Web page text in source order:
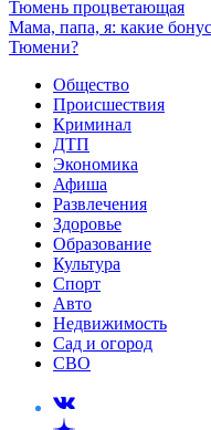
Тюмень процветающая
Мама, папа, я: какие
Тюмени?
Общество
Происшествия
Криминал
ДТП
Экономика
Афиша
Развлечения
Здоровье
Образование
Культура
Спорт
Авто
Недвижимость
Сад и огород
СВО